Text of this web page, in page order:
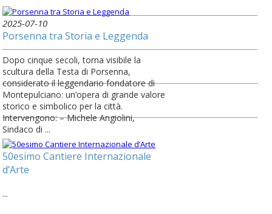
2025-07-10
Porsenna tra Storia e Leggenda
Dopo cinque secoli, torna visibile la
scultura della Testa di Porsenna,
considerato il leggendario fondatore di
Montepulciano: un’opera di grande valore
storico e simbolico per la città.
Intervengono: – Michele Angiolini,
Sindaco di ...
50esimo Cantiere Internazionale
d’Arte
...